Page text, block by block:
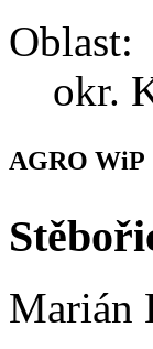
Oblast:
okr.
AGRO WiP
Marián